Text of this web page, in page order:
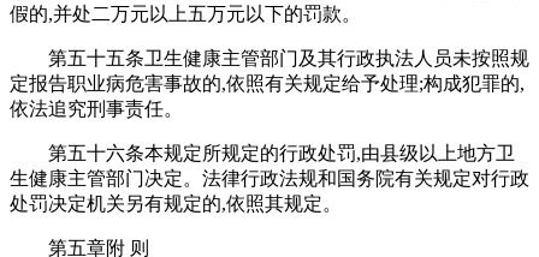
假的,并处二万元以上五万元以下的罚款。
第五十五条卫生健康主管部门及其行政执法人员未按照规
定报告职业病危害事故的,依照有关规定给予处理;构成犯罪的,
依法追究刑事责任。
第五十六条本规定所规定的行政处罚,由县级以上地方卫
生健康主管部门决定。法律行政法规和国务院有关规定对行政
处罚决定机关另有规定的,依照其规定。
第五章附 则